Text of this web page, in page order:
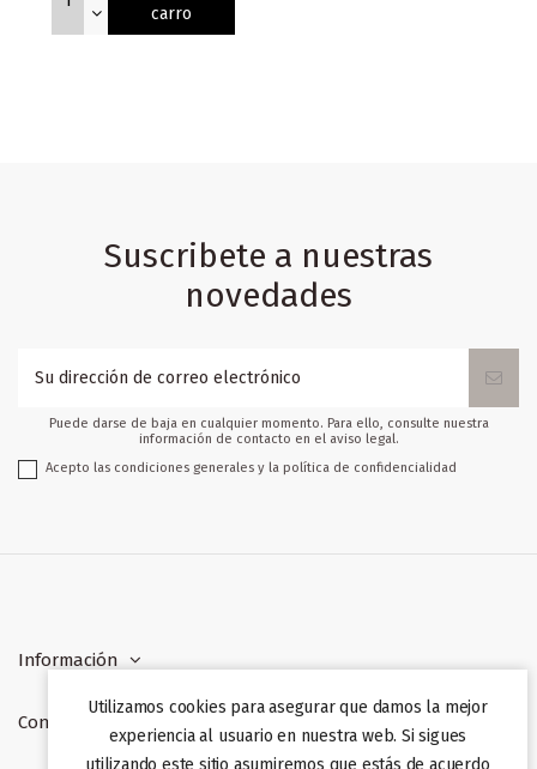
carro
Suscribete a nuestras
novedades
Puede darse de baja en cualquier momento. Para ello, consulte nuestra
información de contacto en el aviso legal.
Acepto las condiciones generales y la política de confidencialidad
Información
Contacto
Utilizamos cookies para asegurar que damos la mejor
experiencia al usuario en nuestra web. Si sigues
utilizando este sitio asumiremos que estás de acuerdo